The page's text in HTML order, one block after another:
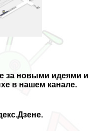
за новыми идеями и
в нашем канале.